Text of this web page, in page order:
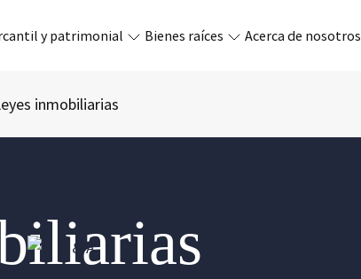
y patrimonial Bienes raíces Acerca de nosotros
inmobiliarias